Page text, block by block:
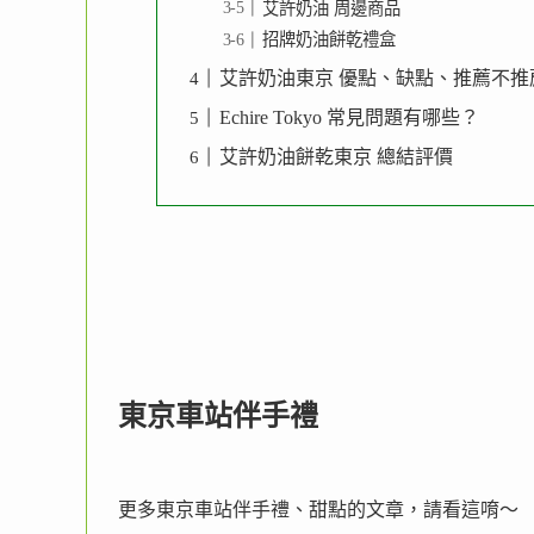
艾許奶油 周邊商品
招牌奶油餅乾禮盒
艾許奶油東京 優點、缺點、推薦不
Echire Tokyo 常見問題有哪些？
艾許奶油餅乾東京 總結評價
東京車站伴手禮
更多東京車站伴手禮、甜點的文章，請看這唷～